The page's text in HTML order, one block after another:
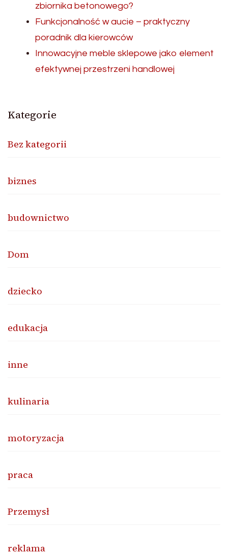
zbiornika betonowego?
Funkcjonalność w aucie – praktyczny
poradnik dla kierowców
Innowacyjne meble sklepowe jako element
efektywnej przestrzeni handlowej
Kategorie
Bez kategorii
biznes
budownictwo
Dom
dziecko
edukacja
inne
kulinaria
motoryzacja
praca
Przemysł
reklama